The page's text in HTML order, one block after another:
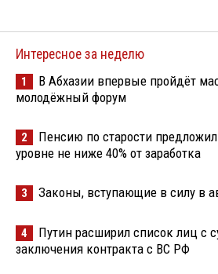
Интересное за неделю
1
В Абхазии впервые пройдёт
молодёжный форум
2
Пенсию по старости
уровне не ниже 40% от заработка
3 Законы, вступающие в силу в
4
Путин расширил список лиц с
заключения контракта с ВС РФ